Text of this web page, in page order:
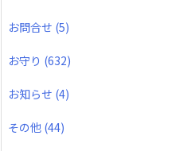
お問合せ (5)
お守り (632)
お知らせ (4)
その他 (44)